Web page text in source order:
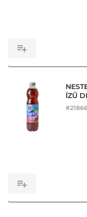
ÍZŰ
#